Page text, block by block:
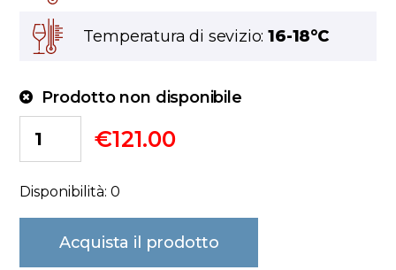
Temperatura di sevizio:16-18°C
Prodotto non disponibile
€121.00
Disponibilità: 0
Acquista il prodotto